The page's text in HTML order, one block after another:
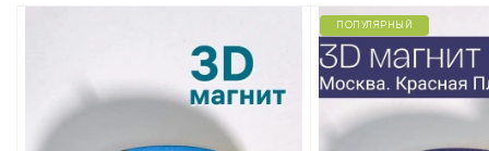
ПОПУЛЯРНЫЙ